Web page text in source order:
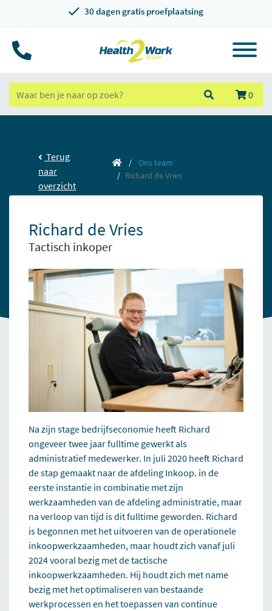
30 dagen gratis proefplaatsing
0
Terug
naar
overzicht
Ons team
Richard de Vries
Richard de Vries
Tactisch inkoper
Na zijn stage bedrijfseconomie heeft Richard
ongeveer twee jaar fulltime gewerkt als
administratief medewerker. In juli 2020 heeft Richard
de stap gemaakt naar de afdeling Inkoop. in de
eerste instantie in combinatie met zijn
werkzaamheden van de afdeling administratie, maar
na verloop van tijd is dit fulltime geworden. Richard
is begonnen met het uitvoeren van de operationele
inkoopwerkzaamheden, maar houdt zich vanaf juli
2024 vooral bezig met de tactische
inkoopwerkzaamheden. Hij houdt zich met name
bezig met het optimaliseren van bestaande
werkprocessen en het toepassen van continue